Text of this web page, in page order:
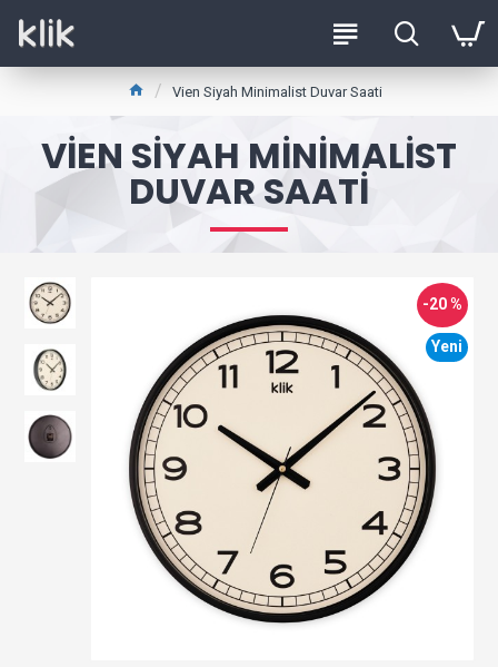
Vien Siyah Minimalist Duvar Saati
VIEN SIYAH MINIMALIST
DUVAR SAATI
Yeni
-20 %